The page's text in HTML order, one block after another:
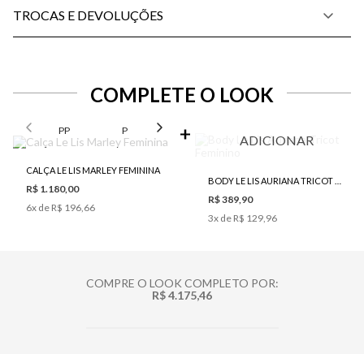
TROCAS E DEVOLUÇÕES
COMPLETE O LOOK
PP P M
CALÇA LE LIS MARLEY FEMININA
R$ 1.180,00
6x de R$ 196,66
ADICIONAR
R$ 389,90
3x de R$ 129,96
COMPRE O LOOK COMPLETO POR:
R$ 4.175,46